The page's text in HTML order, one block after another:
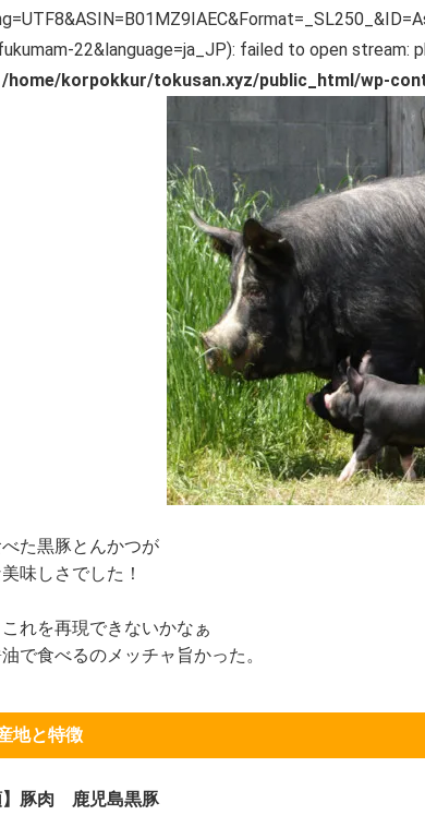
22&language=ja_JP): failed to open
/home/korpokkur/tokusan.xyz/public_html/wp-
た黒豚とんかつが
味しさでした！
れを再現できないかなぁ
で食べるのメッチャ旨かった。
地と特徴
豚肉 鹿児島黒豚